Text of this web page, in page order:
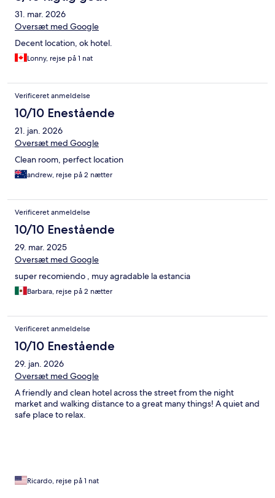
31. mar. 2026
Oversæt med Google
Decent location, ok hotel.
Lonny, rejse på 1 nat
Verificeret anmeldelse
10/10 Enestående
21. jan. 2026
Oversæt med Google
Clean room, perfect location
andrew, rejse på 2 nætter
Verificeret anmeldelse
10/10 Enestående
29. mar. 2025
Oversæt med Google
super recomiendo , muy agradable la estancia
Barbara, rejse på 2 nætter
Verificeret anmeldelse
10/10 Enestående
29. jan. 2026
Oversæt med Google
A friendly and clean hotel across the street from the night
market and walking distance to a great many things! A quiet and
safe place to relax.
Ricardo, rejse på 1 nat